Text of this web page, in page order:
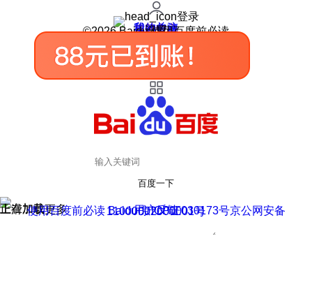
登录
我的关注
我的收藏
皮肤中心
用户反馈
设置
©2026 Baidu 使用百度前必读
百度一下
正在加载
上滑加载更多 用户反馈
使用百度前必读 Baidu 京ICP证030173号
京公网安备11000002000001号